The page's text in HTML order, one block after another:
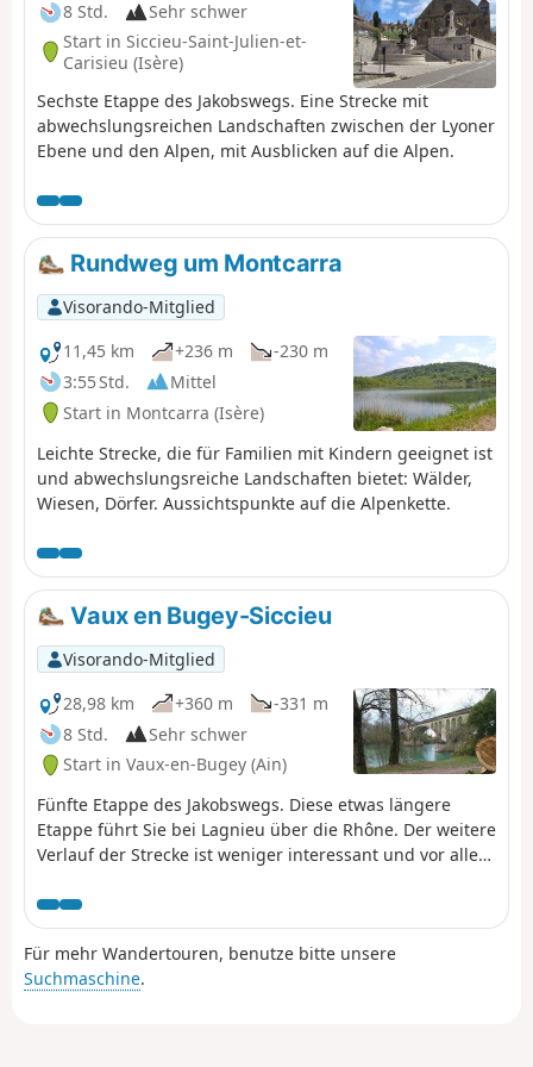
8 Std.
Sehr schwer
Start in Siccieu-Saint-Julien-et-
Carisieu (Isère)
Sechste Etappe des Jakobswegs. Eine Strecke mit
abwechslungsreichen Landschaften zwischen der Lyoner
Ebene und den Alpen, mit Ausblicken auf die Alpen.
Rundweg um Montcarra
Visorando-Mitglied
11,45 km
+236 m
-230 m
3:55 Std.
Mittel
Start in Montcarra (Isère)
Leichte Strecke, die für Familien mit Kindern geeignet ist
und abwechslungsreiche Landschaften bietet: Wälder,
Wiesen, Dörfer. Aussichtspunkte auf die Alpenkette.
Vaux en Bugey-Siccieu
Visorando-Mitglied
28,98 km
+360 m
-331 m
8 Std.
Sehr schwer
Start in Vaux-en-Bugey (Ain)
Fünfte Etappe des Jakobswegs. Diese etwas längere
Etappe führt Sie bei Lagnieu über die Rhône. Der weitere
Verlauf der Strecke ist weniger interessant und vor allem
auf den GR®65 zu gelangen.
Für mehr Wandertouren, benutze bitte unsere
Suchmaschine.